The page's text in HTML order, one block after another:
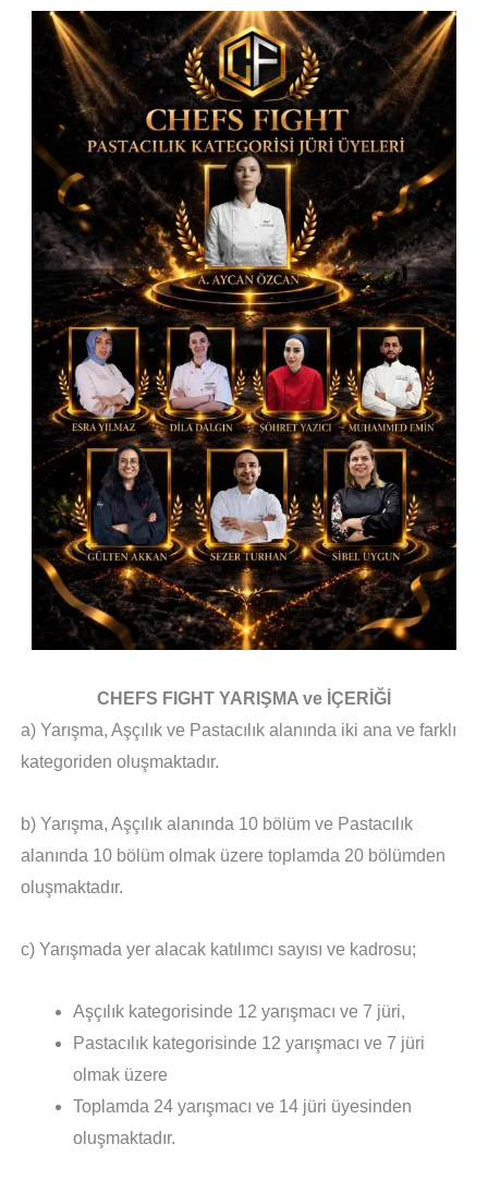
CHEFS FIGHT YARIŞMA ve İÇERİĞİ
a) Yarışma, Aşçılık ve Pastacılık alanında iki ana ve farklı
kategoriden oluşmaktadır.
b) Yarışma, Aşçılık alanında 10 bölüm ve Pastacılık
alanında 10 bölüm olmak üzere toplamda 20 bölümden
oluşmaktadır.
c) Yarışmada yer alacak katılımcı sayısı ve kadrosu;
Aşçılık kategorisinde 12 yarışmacı ve 7 jüri,
Pastacılık kategorisinde 12 yarışmacı ve 7 jüri
olmak üzere
Toplamda 24 yarışmacı ve 14 jüri üyesinden
oluşmaktadır.